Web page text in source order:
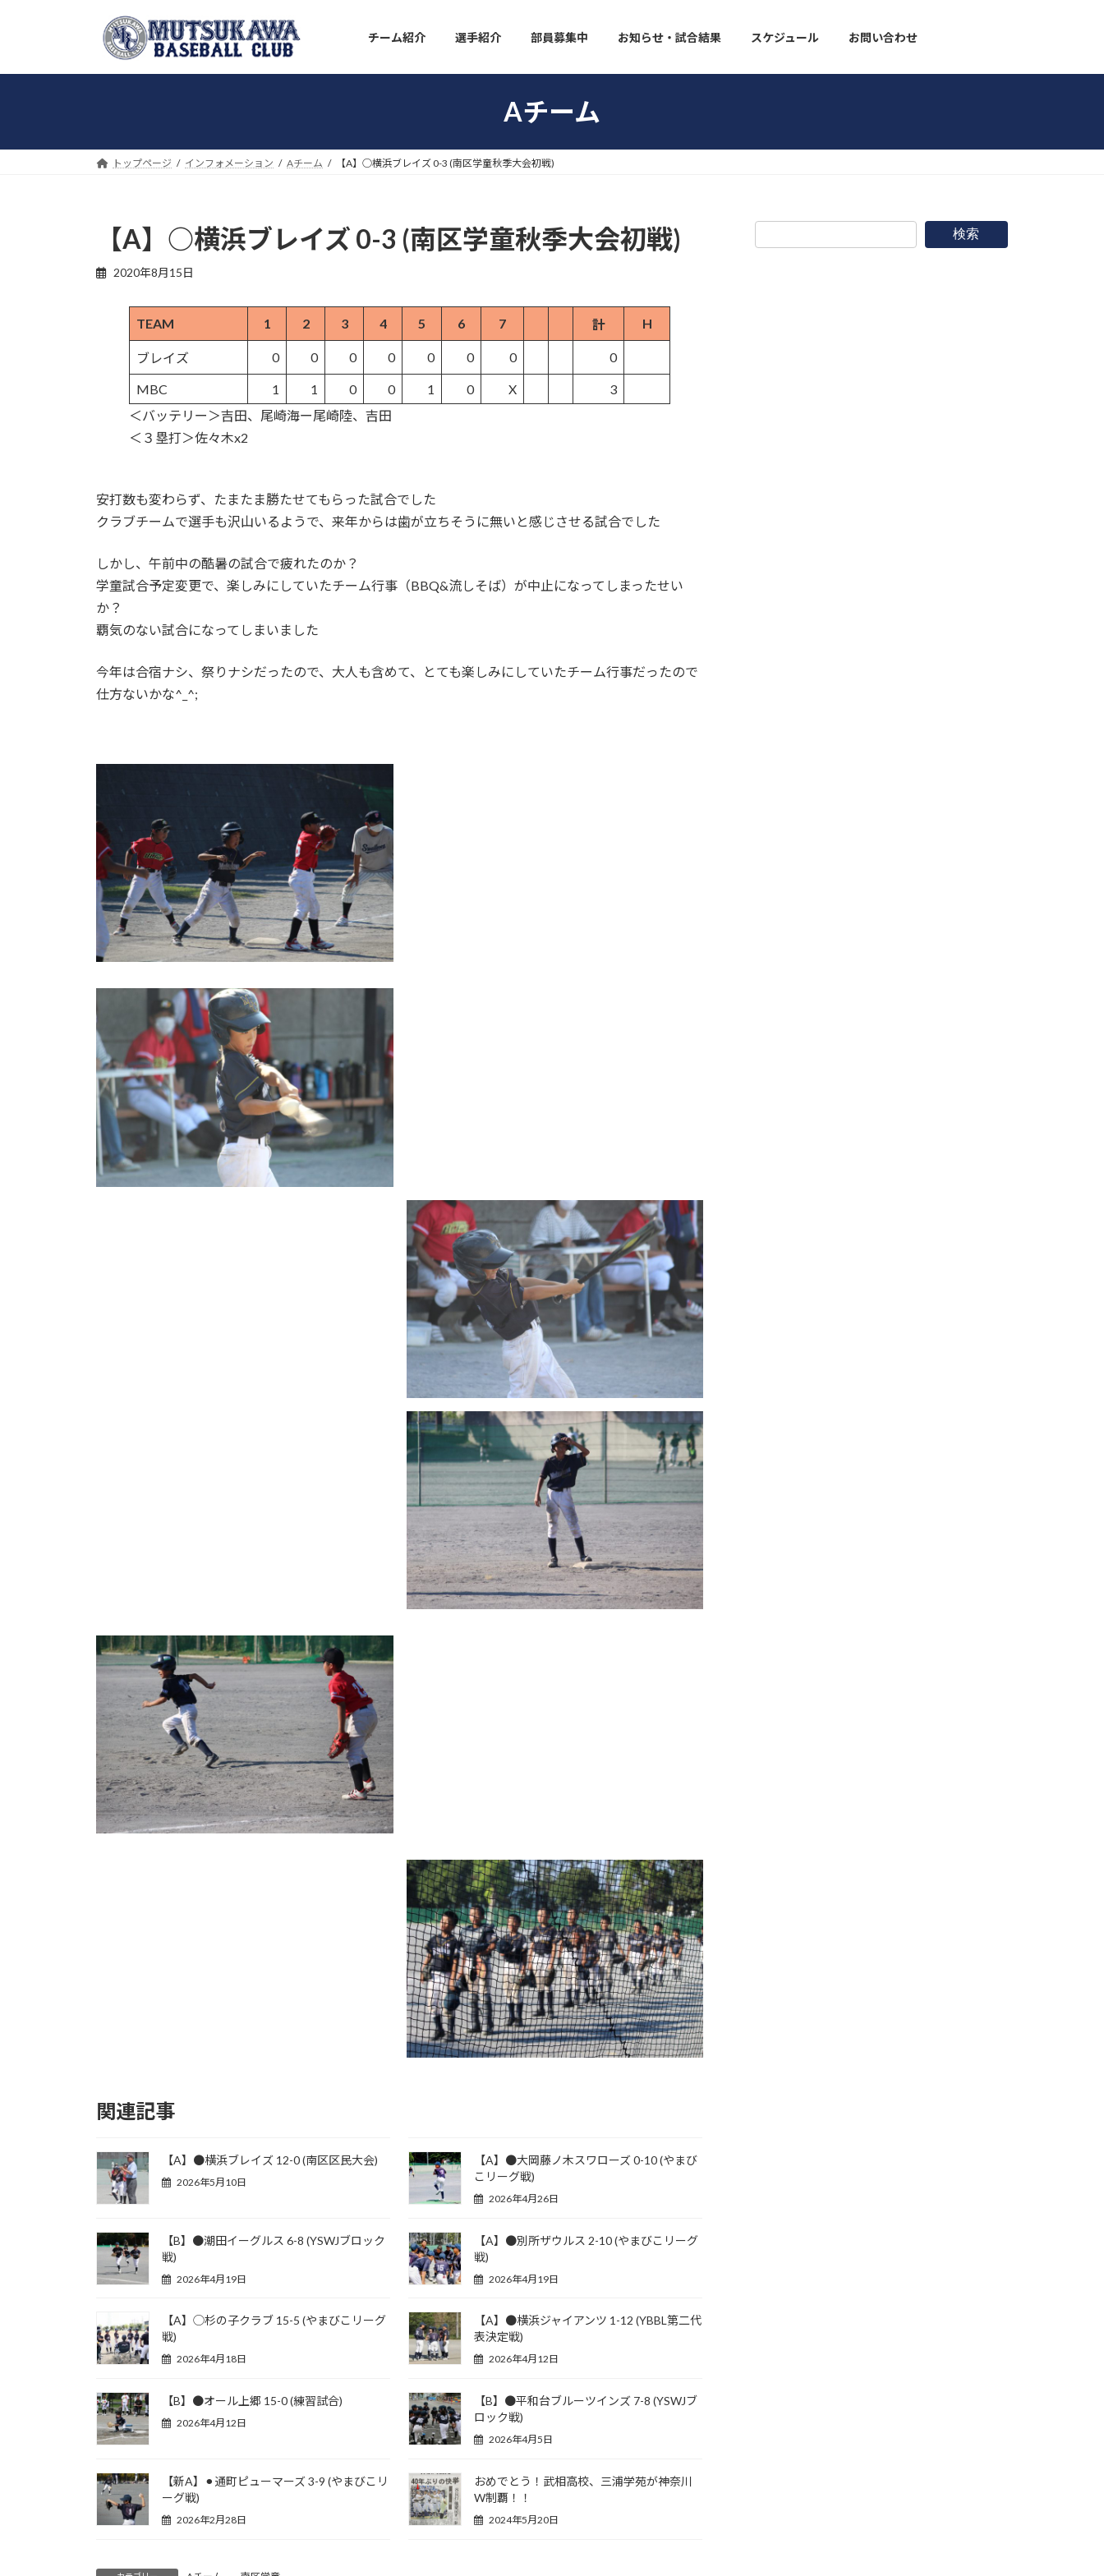
キ
に
チーム紹介 選手紹介 部員募集中 お知らせ・試合結果 スケジュール お問い合わせ
Aチーム
トップページ インフォメーション Aチーム 【A】○横浜ブレイズ 0-3 (南区学童秋季大会初戦)
【A】○横浜ブレイズ 0-3 (南区学童秋季大会初戦)
2020年8月15日
TEAM 1 2 3 4 5 6 7 計 H
ブレイズ 0 0 0 0 0 0 0 0
MBC 1 1 0 0 1 0 X
3
＜バッテリー＞吉田、尾崎海ー尾崎陸、吉田
＜３塁打＞佐々木x2
安打数も変わらず、たまたま勝たせてもらった試合でした
クラブチームで選手も沢山いるようで、来年からは歯が立ちそうに無いと感じさせる試合でした
しかし、午前中の酷暑の試合で疲れたのか？
学童試合予定変更で、楽しみにしていたチーム行事（BBQ&流しそば）が中止になってしまったせい
か？
覇気のない試合になってしまいました
今年は合宿ナシ、祭りナシだったので、大人も含めて、とても楽しみにしていたチーム行事だったので
仕方ないかな^_^;
関連記事
【A】●横浜ブレイズ 12-0 (南区区民大会)
2026年5月10日
【A】●大岡藤ノ木スワローズ 0-10 (やまび
こリーグ戦)
2026年4月26日
【B】●潮田イーグルス 6-8 (YSWJブロック
戦)
2026年4月19日
【A】●別所ザウルス 2-10 (やまびこリーグ
戦)
2026年4月19日
【A】◯杉の子クラブ 15-5 (やまびこリーグ
戦)
2026年4月18日
【A】●横浜ジャイアンツ 1-12 (YBBL第二代
表決定戦)
2026年4月12日
【B】●オール上郷 15-0 (練習試合)
2026年4月12日
【B】●平和台ブルーツインズ 7-8 (YSWJブ
ロック戦)
2026年4月5日
【新A】⚫︎通町ピューマーズ 3-9 (やまびこリ
ーグ戦)
2026年2月28日
おめでとう！武相高校、三浦学苑が神奈川
W制覇！！
2024年5月20日
検索